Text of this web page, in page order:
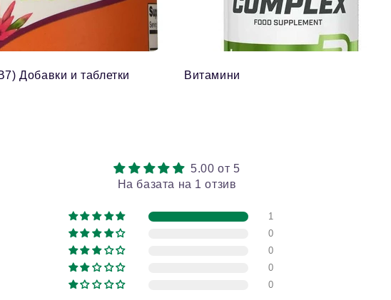
Добавки и таблетки Витамини
5.00 от 5
На базата на 1 отзив
1
0
0
0
0